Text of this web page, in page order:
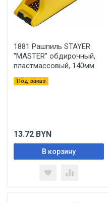
1881 Рашпиль STAYER
''MASTER'' обдирочный,
пластмассовый, 140мм
Под заказ
13.72 BYN
В корзину